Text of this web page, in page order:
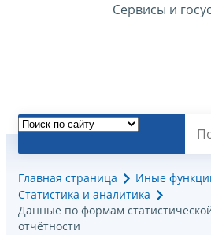
Сервисы и
Главная страница
Иные
Статистика и аналитика
Данные по формам
отчётности